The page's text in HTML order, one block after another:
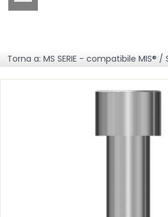
Torna a: MS SERIE - compatibile MIS® /